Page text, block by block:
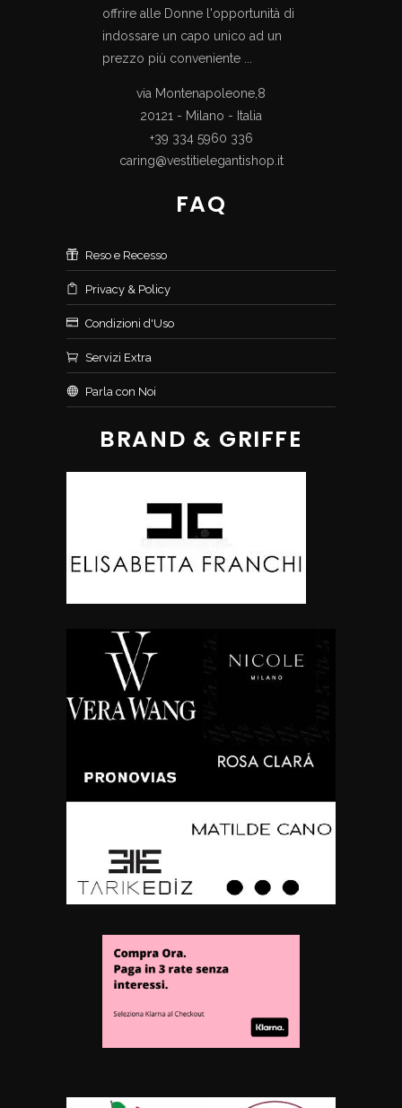
offrire alle Donne l'opportunità di
indossare un capo unico ad un
prezzo più conveniente ...
via Montenapoleone,8
20121 - Milano - Italia
+39 334 5960 336
caring@vestitielegantishop.it
FAQ
Reso e Recesso
Privacy & Policy
Condizioni d'Uso
Servizi Extra
Parla con Noi
BRAND & GRIFFE